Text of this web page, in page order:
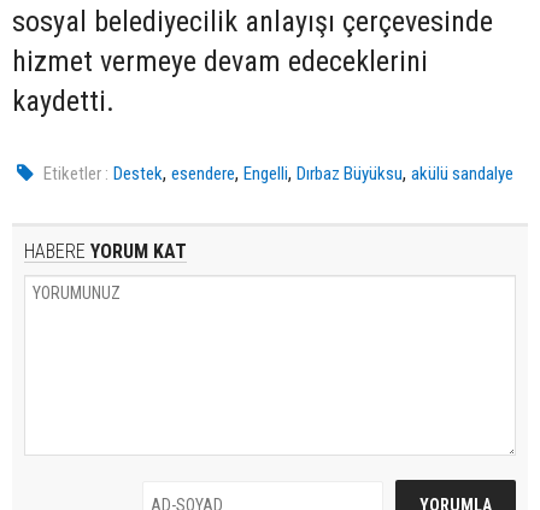
sosyal belediyecilik anlayışı çerçevesinde
hizmet vermeye devam edeceklerini
kaydetti.
Etiketler : Destek,esendere,Engelli,Dırbaz Büyüksu,akülü sandalye
HABERE YORUM KAT